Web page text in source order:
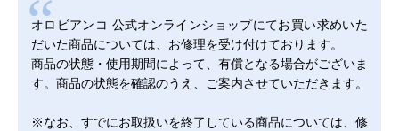
オロビアンコ 公式オンラインショップにてお買い求めいた
だいた商品については、お修理を受け付けております。
商品の状態・使用期間によって、有償となる場合がございま
す。商品の状態を確認のうえ、ご案内させていただきます。
※なお、すでにお取扱いを終了している商品については、修